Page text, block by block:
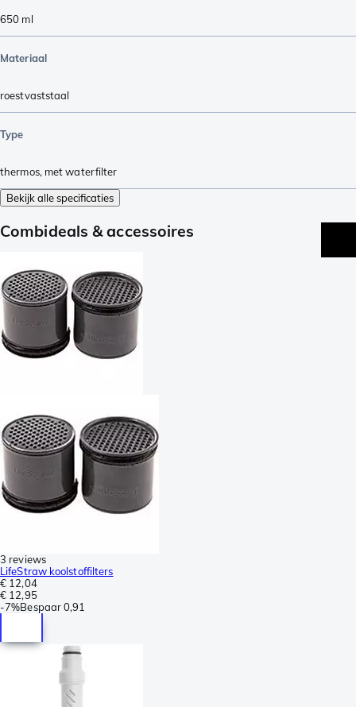
650 ml
Materiaal
roestvaststaal
Type
thermos, met waterfilter
Bekijk alle specificaties
Combideals & accessoires
3 reviews
LifeStraw koolstoffilters
€ 12,04
€ 12,95
-7%Bespaar0,91